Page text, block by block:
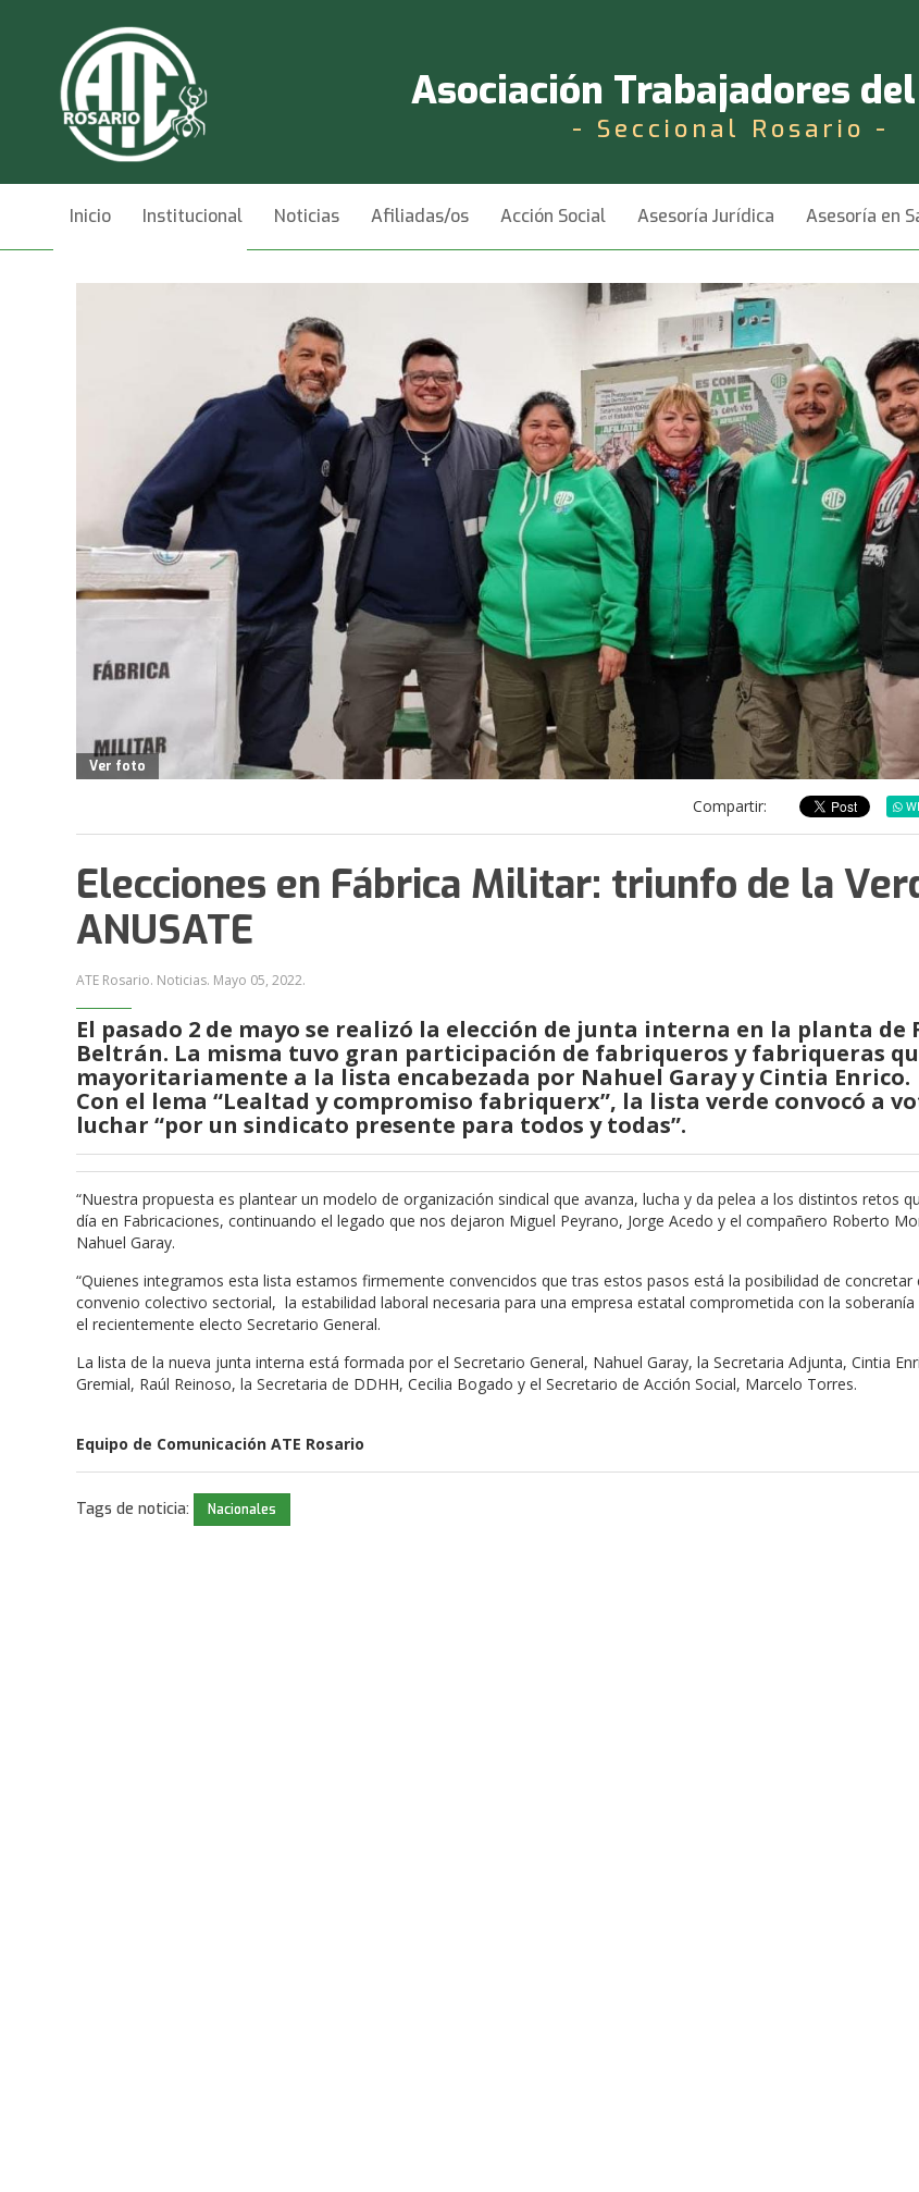
Asociación Trabajadores
- Seccional Rosario -
Inicio Institucional Noticias Afiliadas/os Acción Social Asesoría Jurídica Asesoría en
Videos Contacto
Ver foto
Compartir:
Elecciones en Fábrica Militar: triunfo de la
ANUSATE
ATE Rosario. Noticias. Mayo 05, 2022.
El pasado 2 de mayo se realizó la elección de junta interna en la planta de
Beltrán. La misma tuvo gran participación de fabriqueros y fabriqueras
mayoritariamente a la lista encabezada por Nahuel Garay y Cintia Enrico.
Con el lema “Lealtad y compromiso fabriquerx”, la lista verde convocó a
luchar “por un sindicato presente para todos y todas”.
“Nuestra propuesta es plantear un modelo de organización sindical que avanza, lucha y da pelea a los distintos retos
día en Fabricaciones, continuando el legado que nos dejaron Miguel Peyrano, Jorge Acedo y el compañero Roberto
Nahuel Garay.
“Quienes integramos esta lista estamos firmemente convencidos que tras estos pasos está la posibilidad de concretar
convenio colectivo sectorial, la estabilidad laboral necesaria para una empresa estatal comprometida con la soberanía
el recientemente electo Secretario General.
La lista de la nueva junta interna está formada por el Secretario General, Nahuel Garay, la Secretaria Adjunta, Cintia
Gremial, Raúl Reinoso, la Secretaria de DDHH, Cecilia Bogado y el Secretario de Acción Social, Marcelo Torres.
Equipo de Comunicación ATE Rosario
Tags de noticia: Nacionales